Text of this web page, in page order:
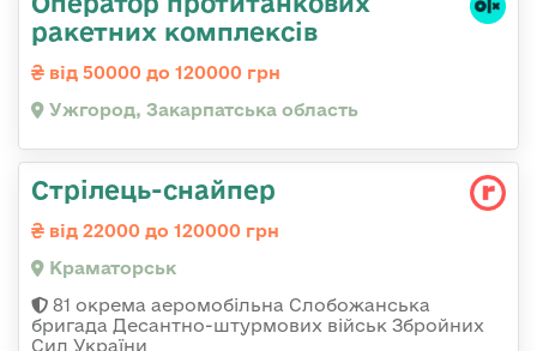
ракетних комплексів
від 50000 до 120000 грн
Ужгород, Закарпатська область
Стрілець-снайпер
від 22000 до 120000 грн
Краматорськ
81 окрема аеромобільна Слобожанська
бригада Десантно-штурмових військ Збройних
Сил України